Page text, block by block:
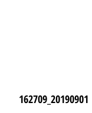
20190901_162709